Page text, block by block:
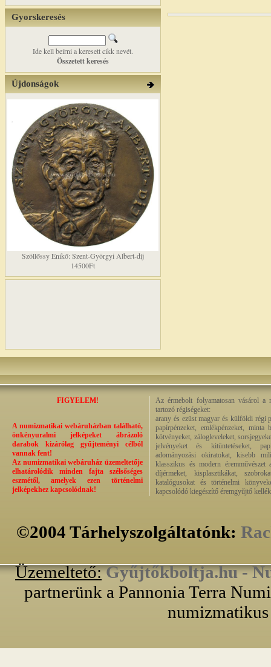
Gyorskeresés
Ide kell beírni a keresett cikk nevét.
Összetett keresés
Újdonságok
Szöllőssy Enikő: Szent-Györgyi Albert-díj
14500Ft
FIGYELEM!
A numizmatikai webáruházban található,
önkényuralmi jelképeket ábrázoló
darabok kizárólag gyűjteményi célból
vannak fent!
Az numizmatikai webáruház üzemeltetője
elhatárolódik minden fajta szélsőséges
eszmétől, amelyek ezen történelmi
jelképekhez kapcsolódnak!
Az érmebolt folyamatosan vásárol a
tartozó régiségeket:
arany és ezüst magyar és külföldi régi
papírpénzeket, emlékpénzeket, minta
kötvényeket, zálogleveleket,
jelvényeket és kitüntetéseket,
adományozási okiratokat, kisebb
klasszikus és modern éremművészet
díjérmeket, kisplasztikákat,
katalógusokat és történelmi
kapcsolódó kiegészítő éremgyűjtő
©2004 Tárhelyszolgáltatónk:
Üzemeltető: Gyűjtőkboltja.hu -
partnerünk a Pannonia Terra
numizmatikus